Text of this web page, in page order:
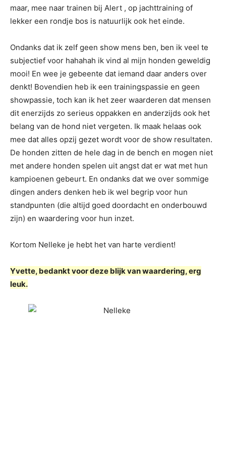
maar, mee naar trainen bij Alert , op jachttraining of
lekker een rondje bos is natuurlijk ook het einde.
Ondanks dat ik zelf geen show mens ben, ben ik veel te
subjectief voor hahahah ik vind al mijn honden geweldig
mooi! En wee je gebeente dat iemand daar anders over
denkt! Bovendien heb ik een trainingspassie en geen
showpassie, toch kan ik het zeer waarderen dat mensen
dit enerzijds zo serieus oppakken en anderzijds ook het
belang van de hond niet vergeten. Ik maak helaas ook
mee dat alles opzij gezet wordt voor de show resultaten.
De honden zitten de hele dag in de bench en mogen niet
met andere honden spelen uit angst dat er wat met hun
kampioenen gebeurt. En ondanks dat we over sommige
dingen anders denken heb ik wel begrip voor hun
standpunten (die altijd goed doordacht en onderbouwd
zijn) en waardering voor hun inzet.
Kortom Nelleke je hebt het van harte verdient!
Yvette, bedankt voor deze blijk van waardering, erg
leuk.